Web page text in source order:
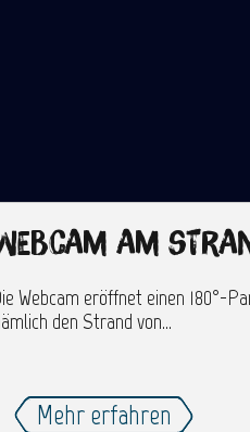
am
Webcam eröffnet einen 180°-
den Strand von...
Mehr erfahren